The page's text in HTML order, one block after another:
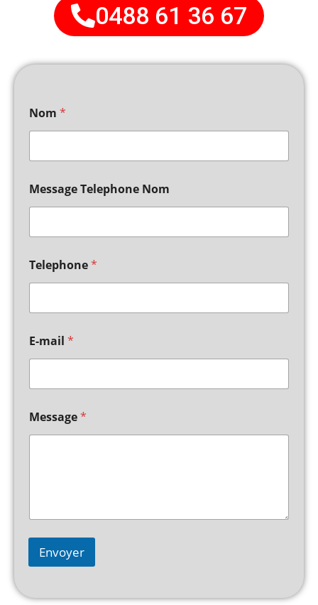
0488 61 36 67
Nom *
Message Telephone Nom
Telephone*
E-mail *
Message*
Envoyer